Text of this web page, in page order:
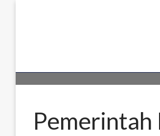
Pemerintah